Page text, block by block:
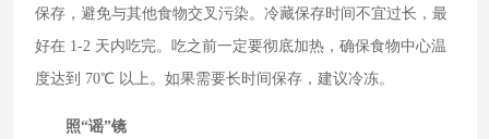
保存，避免与其他食物交叉污染。冷藏保存时间不宜过长，最
好在 1-2 天内吃完。吃之前一定要彻底加热，确保食物中心温
度达到 70℃ 以上。如果需要长时间保存，建议冷冻。
照“谣”镜